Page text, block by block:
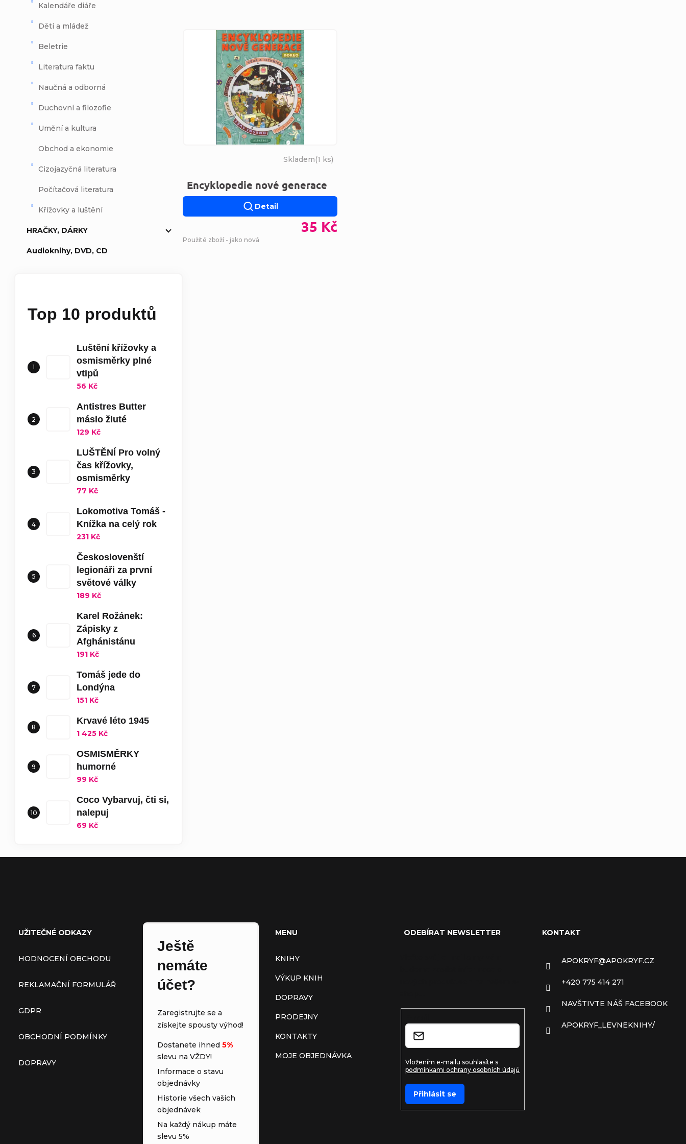
Kalendáře diáře
Děti a mládež
Beletrie
Literatura faktu
Naučná a odborná
Duchovní a filozofie
Umění a kultura
Obchod a ekonomie
Cizojazyčná literatura
Počítačová literatura
Křížovky a luštění
HRAČKY, DÁRKY
Audioknihy, DVD, CD
Top 10 produktů
Luštění křížovky a
osmisměrky plné
vtipů
56 Kč
Antistres Butter
máslo žluté
129 Kč
LUŠTĚNÍ Pro volný
čas křížovky,
osmisměrky
77 Kč
Lokomotiva Tomáš -
Knížka na celý rok
231 Kč
Českoslovenští
legionáři za první
světové války
189 Kč
Karel Rožánek:
Zápisky z
Afghánistánu
191 Kč
Tomáš jede do
Londýna
151 Kč
Krvavé léto 1945
1 425 Kč
OSMISMĚRKY
humorné
99 Kč
Coco Vybarvuj, čti si,
nalepuj
69 Kč
Výpis produktů
Encyklopedie nové generace
Skladem(1 ks)
35 Kč
Detail
Použité zboží - jako nová
UŽITEČNÉ ODKAZY
HODNOCENÍ OBCHODU
REKLAMAČNÍ FORMULÁŘ
GDPR
OBCHODNÍ PODMÍNKY
DOPRAVY
Ještě
nemáte
účet?
Zaregistrujte se a
získejte spousty výhod!
Dostanete ihned 5%
slevu na VŽDY!
Informace o stavu
objednávky
Historie všech vašich
objednávek
Na každý nákup máte
slevu 5%
MENU
KNIHY
VÝKUP KNIH
DOPRAVY
PRODEJNY
KONTAKTY
MOJE OBJEDNÁVKA
ODEBÍRAT NEWSLETTER
Vložením e-mailu souhlasíte s
podmínkami ochrany osobních údajů
Přihlásit se
KONTAKT
APOKRYF@APOKRYF.CZ
+420 775 414 271
NAVŠTIVTE NÁŠ FACEBOOK
APOKRYF_LEVNEKNIHY/